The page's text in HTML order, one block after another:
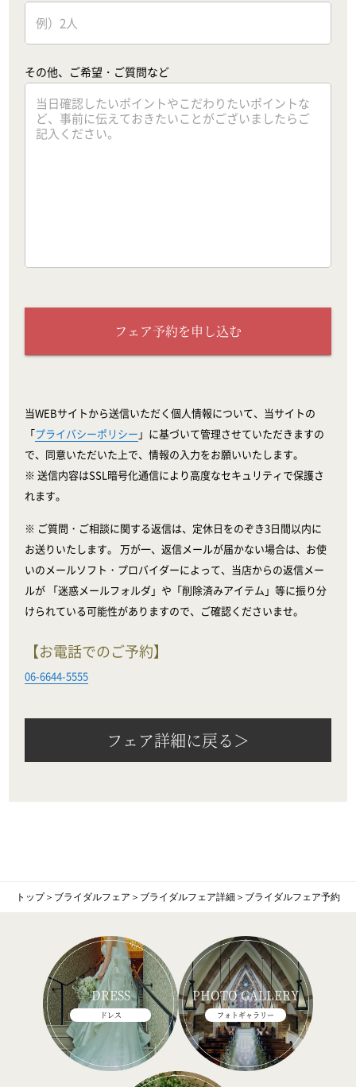
その他、ご希望・ご質問など
フェア予約を申し込む
当WEBサイトから送信いただく個人情報について、当サイトの
「プライバシーポリシー 」に基づいて管理させていただきますの
で、同意いただいた上で、情報の入力をお願いいたします。
※ 送信内容はSSL暗号化通信により高度なセキュリティで保護さ
れます。
※ ご質問・ご相談に関する返信は、定休日をのぞき3日間以内に
お送りいたします。 万が一、返信メールが届かない場合は、お使
いのメールソフト・プロバイダーによって、当店からの返信メー
ルが 「迷惑メールフォルダ」や「削除済みアイテム」等に振り分
けられている可能性がありますので、ご確認くださいませ。
【お電話でのご予約】
06-6644-5555
フェア詳細に戻る＞
トップ＞ ブライダルフェア ＞ ブライダルフェア詳細 ＞ ブライダルフェア予約
DRESS
ドレス
PHOTO GALLERY
フォトギャラリー